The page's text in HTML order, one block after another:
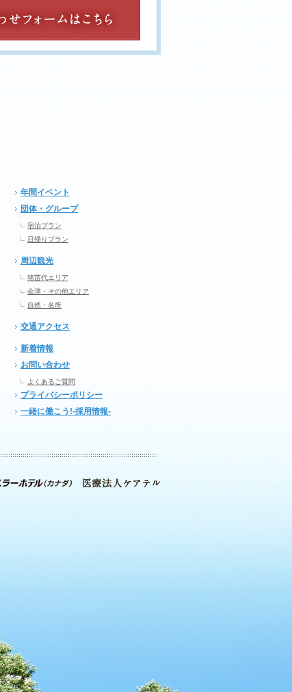
年間イベント
団体・グループ
宿泊プラン
日帰りプラン
周辺観光
猪苗代エリア
会津・その他エリア
自然・名所
交通アクセス
新着情報
お問い合わせ
よくあるご質問
プライバシーポリシー
一緒に働こう!-採用情報-